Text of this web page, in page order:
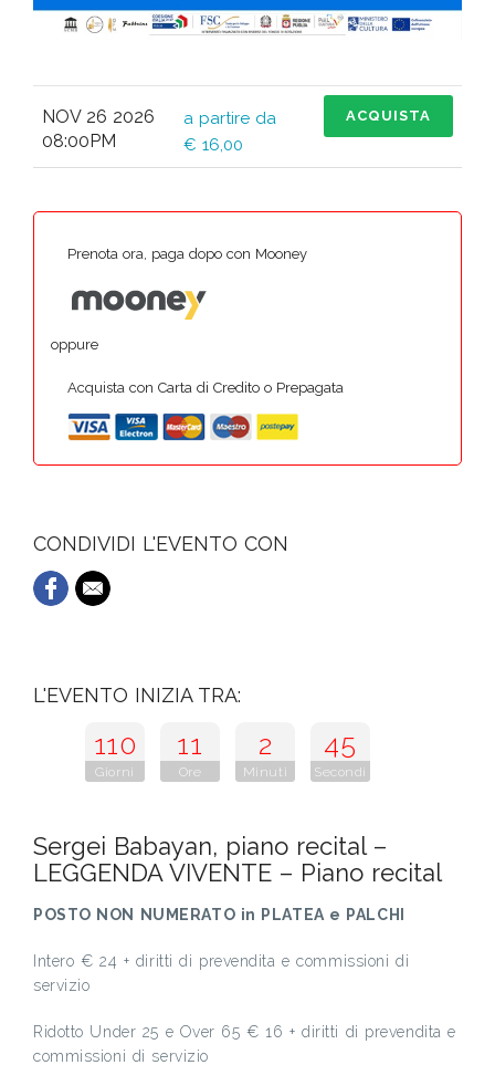
NOV 26 2026
08:00PM
a partire da
€ 16,00
ACQUISTA
Prenota ora, paga dopo con Mooney
oppure
Acquista con Carta di Credito o Prepagata
CONDIVIDI L'EVENTO CON
L'EVENTO INIZIA TRA:
110
Giorni
11
Ore
2
Minuti
44
Secondi
Sergei Babayan, piano recital –
LEGGENDA VIVENTE – Piano recital
POSTO NON NUMERATO in PLATEA e PALCHI
Intero € 24 + diritti di prevendita e commissioni di
servizio
Ridotto Under 25 e Over 65 € 16 + diritti di prevendita e
commissioni di servizio